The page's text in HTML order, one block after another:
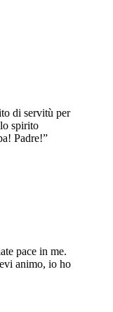
di servitù per
spirito
Padre!”
pace in me.
animo, io ho